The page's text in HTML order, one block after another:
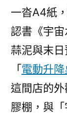
一沓A4紙
認書《宇宙
蒜泥與末
「電動升降
這間店的
膠棚，與